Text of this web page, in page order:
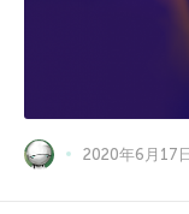
2020年6月17